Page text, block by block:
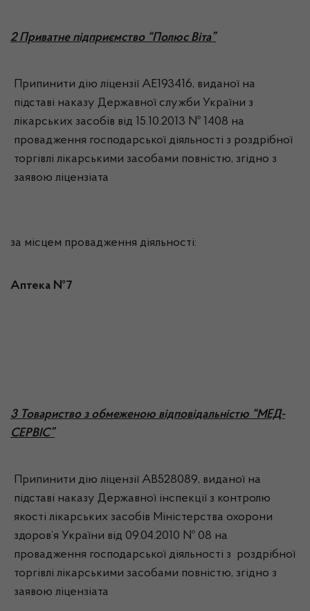
2 Приватне підприємство “Полюс Віта”
Припинити дію ліцензії АЕ193416, виданої на
підставі наказу Державної служби України з
лікарських засобів від 15.10.2013 № 1408 на
провадження господарської діяльності з роздрібної
торгівлі лікарськими засобами повністю, згідно з
заявою ліцензіата
за місцем провадження діяльності:
Аптека №7
3 Товариство з обмеженою відповідальністю “МЕД-
СЕРВІС”
Припинити дію ліцензії АВ528089, виданої на
підставі наказу Державної інспекції з контролю
якості лікарських засобів Міністерства охорони
здоров’я України від 09.04.2010 № 08 на
провадження господарської діяльності з роздрібної
торгівлі лікарськими засобами повністю, згідно з
заявою ліцензіата